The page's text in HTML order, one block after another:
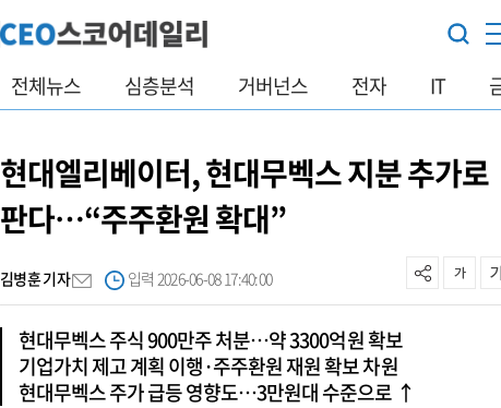
전체뉴스 심층분석 거버넌스 전자 IT
현대엘리베이터, 현대무벡스 지분 추가로
판다…“주주환원 확대”
김병훈 기자 입력 2026-06-08 17:40:00
현대무벡스 주식 900만주 처분…약 3300억원 확보
기업가치 제고 계획 이행·주주환원 재원 확보 차원
현대무벡스 주가 급등 영향도…3만원대 수준으로 ↑